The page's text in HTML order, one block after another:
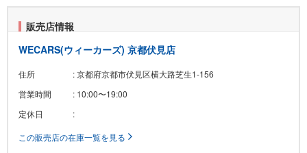
販売店情報
WECARS(ウィーカーズ) 京都伏見店
住所
: 京都府京都市伏見区横大路芝生1-156
営業時間
: 10:00〜19:00
定休日
:
この販売店の在庫一覧を見る